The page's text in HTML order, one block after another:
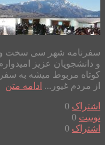
سفرنامه شهر سی سخت و
و دانشجویان عزیز
کوتاه مربوط میشه به
از مردم غیور... ادامه متن
اشتراک 0
توییت 0
اشتراک 0